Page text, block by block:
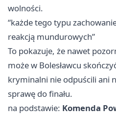
wolności.
“każde tego typu
reakcją mundurowych”
To pokazuje, że nawet
może w Bolesławcu
kryminalni nie odpuścili ani
sprawę do finału.
na podstawie: Komenda